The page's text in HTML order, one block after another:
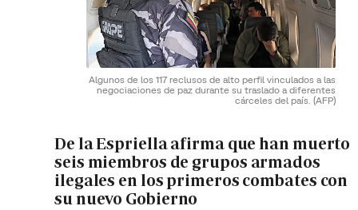
Algunos de los 117 reclusos de alto perfil vinculados a las
negociaciones de paz durante su traslado a diferentes
cárceles del país. (AFP)
De la Espriella afirma que han muerto
seis miembros de grupos armados
ilegales en los primeros combates con
su nuevo Gobierno